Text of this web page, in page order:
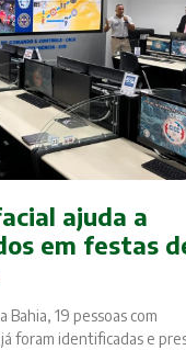
ajuda a
em festas
19 pessoas com
foram identificadas e